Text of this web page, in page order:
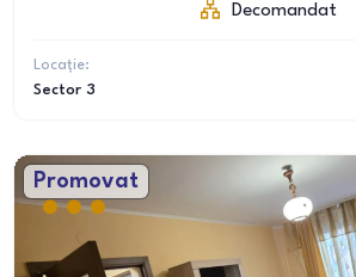
Decomandat
Locație:
Sector 3
Promovat